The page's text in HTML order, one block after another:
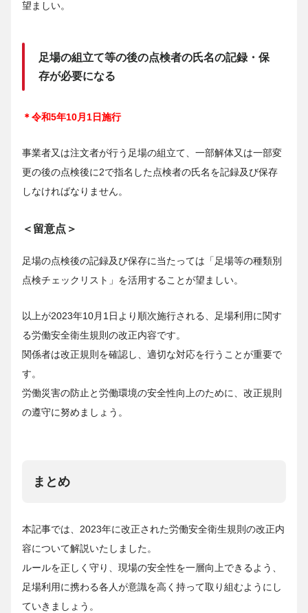
望ましい。
足場の組立て等の後の点検者の氏名の記録・保
存が必要になる
＊令和5年10月1日施行
事業者又は注文者が行う足場の組立て、一部解体又は一部変
更の後の点検後に2で指名した点検者の氏名を記録及び保存
しなければなりません。
＜留意点＞
足場の点検後の記録及び保存に当たっては「足場等の種類別
点検チェックリスト」を活用することが望ましい。
以上が2023年10月1日より順次施行される、足場利用に関す
る労働安全衛生規則の改正内容です。
関係者は改正規則を確認し、適切な対応を行うことが重要で
す。
労働災害の防止と労働環境の安全性向上のために、改正規則
の遵守に努めましょう。
まとめ
本記事では、2023年に改正された労働安全衛生規則の改正内
容について解説いたしました。
ルールを正しく守り、現場の安全性を一層向上できるよう、
足場利用に携わる各人が意識を高く持って取り組むようにし
ていきましょう。